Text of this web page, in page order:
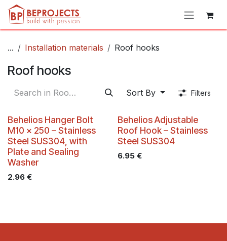
Skip to Content
... Installation materials Roof hooks
Roof hooks
Sort By Filters
Behelios Hanger Bolt
M10 x 250 – Stainless
Steel SUS304, with
Plate and Sealing
Washer
2.96 €
Behelios Adjustable
Roof Hook – Stainless
Steel SUS304
6.95€